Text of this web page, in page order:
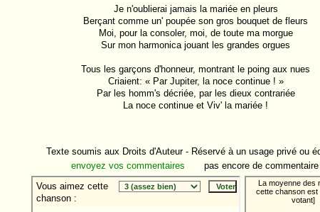
Je n'oublierai jamais la mariée en pleurs
Berçant comme un' poupée son gros bouquet de fleurs
Moi, pour la consoler, moi, de toute ma morgue
Sur mon harmonica jouant les grandes orgues
Tous les garçons d'honneur, montrant le poing aux nues
Criaient: « Par Jupiter, la noce continue ! »
Par les homm's décriée, par les dieux contrariée
La noce continue et Viv' la mariée !
Texte soumis aux Droits d'Auteur - Réservé à un usage privé ou
envoyez vos commentaires
pas encore de commentaire